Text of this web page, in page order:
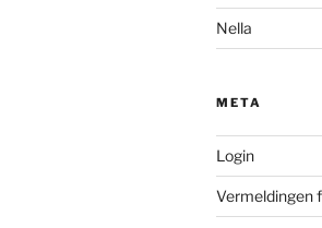
Nella
META
Login
Vermeldingen